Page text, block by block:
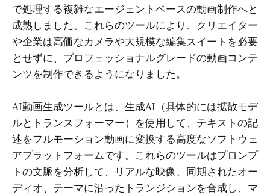
で処理する複雑なエージェントベースの動画制作へと
成熟しました。これらのツールにより、クリエイター
や企業は高価なカメラや大規模な編集スイートを必要
とせずに、プロフェッショナルグレードの動画コンテ
ンツを制作できるようになりました。
AI動画生成ツールとは、生成AI（具体的には拡散モデ
ルとトランスフォーマー）を使用して、テキストの記
述をフルモーション動画に変換する高度なソフトウェ
アプラットフォームです。これらのツールはプロンプ
トの文脈を分析して、リアルな映像、同期されたオー
ディオ、テーマに沿ったトランジションを合成し、マ